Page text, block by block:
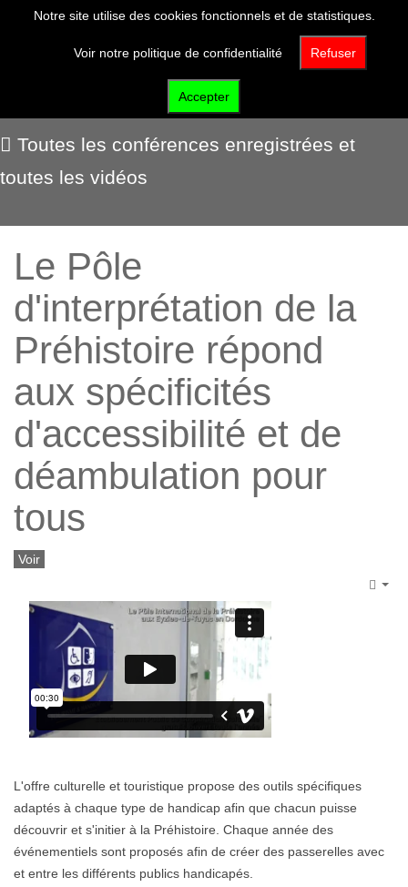
Voir et écouter
Toutes les conférences enregistrées et
toutes les vidéos
Le Pôle
d'interprétation de la
Préhistoire répond
aux spécificités
d'accessibilité et de
déambulation pour
tous
Voir
L'offre culturelle et touristique propose des outils spécifiques
adaptés à chaque type de handicap afin que chacun puisse
découvrir et s'initier à la Préhistoire. Chaque année des
événementiels sont proposés afin de créer des passerelles avec
et entre les différents publics handicapés.
Notre site utilise des cookies fonctionnels et de statistiques.
Voir notre politique de confidentialité Refuser
Accepter